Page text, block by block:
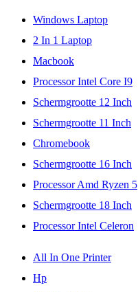
Windows Laptop
2 In 1 Laptop
Macbook
Processor Intel Core I9
Schermgrootte 12 Inch
Schermgrootte 11 Inch
Chromebook
Schermgrootte 16 Inch
Processor Amd Ryzen 5
Schermgrootte 18 Inch
Processor Intel Celeron
All In One Printer
Hp